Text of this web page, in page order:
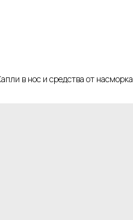
в нос и средства от насморка